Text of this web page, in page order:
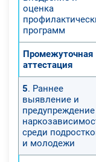
оценка
программ
Промежуточная
аттестация
5. Раннее
выявление и
предупреждение
среди
и молодежи